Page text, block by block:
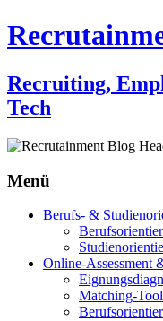
Recruiting,
Tech
Menü
Zum
Berufs- &
Online-Assessment
Matching-